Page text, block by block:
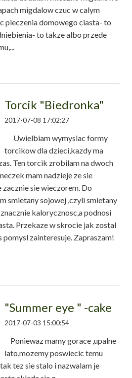
migdalow czuc w calym
pieczenia domowego ciasta- to
to takze albo przede
Torcik "Biedronka"
2017-07-08 17:02:27
Uwielbiam wymyslac formy
torcikow dla dzieci,kazdy ma
Ten torcik zrobilam na dwoch
mam nadzieje ze sie
sie wieczorem. Do
smietany sojowej ,czyli smietany
kalorycznosc,a podnosi
Przekaze w skrocie jak zostal
zainteresuje. Zapraszam!
"Summer eye " -cake
2017-07-03 15:00:54
Poniewaz mamy gorace ,upalne
lato,mozemy poswiecic temu
tez sie stalo i nazwalam je